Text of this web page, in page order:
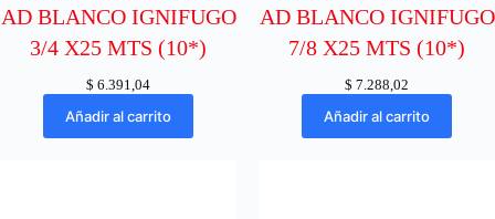
AD BLANCO IGNIFUGO
3/4 X25 MTS (10*)
$ 6.391,04
Añadir al carrito
AD BLANCO IGNIFUGO
7/8 X25 MTS (10*)
$ 7.288,02
Añadir al carrito